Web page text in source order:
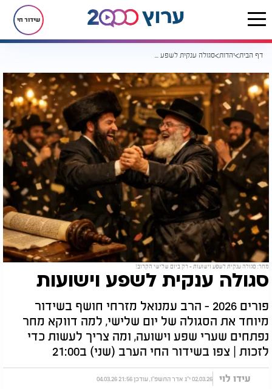
שידור חי
דף הבית יהדות סגולה ענקית לשפע וישועות
מחר: סגולה ענקית לשפע וישועות - רק ביום שלישי הקרוב!
סגולה ענקית לשפע וישועות
פורים 2026 - הרב עמנואל מזרחי חושף בשידור
מיוחד את הסגולה של יום שלישי, למה דווקא מחר
נפתחים שערי שפע וישועה, ומה צריך לעשות כדי
לזכות | צפו בשידור החי הערב (שני) ב21:00
עידו לוי 02.03.26 י"ג אדר התשפ"ו, עודכן 21:56 04.03.26